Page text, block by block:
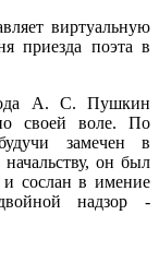
виртуальную
приезда поэта в
А. С. Пушкин
своей воле. По
замечен в
он был
сослан в имение
надзор -